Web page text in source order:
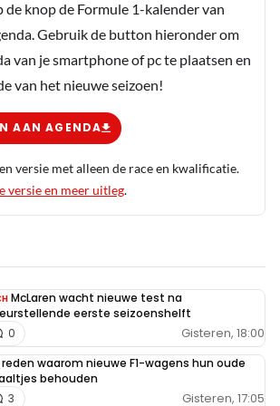
de knop de Formule 1-kalender van
Gebruik de button hieronder om
van je smartphone of pc te plaatsen en
van het nieuwe seizoen!
AAN AGENDA
versie met alleen de race en kwalificatie.
versie en meer uitleg.
McLaren wacht nieuwe test na
eerste seizoenshelft
Gisteren, 18:00
0
reden waarom nieuwe F1-wagens hun oude
behouden
Gisteren, 17:05
3